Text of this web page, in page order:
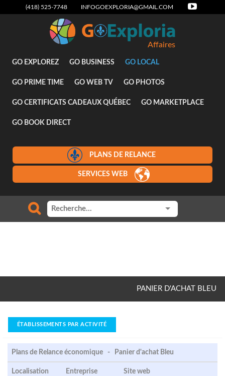
(418) 525-7748 INFOGOEXPLORIA@GMAIL.COM
Affaires
GO EXPLOREZ GO BUSINESS GO LOCAL
GO PRIME TIME GO WEB TV GO PHOTOS
GO CERTIFICATS CADEAUX QUÉBEC GO MARKETPLACE
GO BOOK DIRECT
PLANS DE RELANCE
SERVICES WEB
PANIER D'ACHAT BLEU
ÉTABLISSEMENTS PAR ACTIVITÉ
Plans de Relance économique - Panier d'achat Bleu
Localisation Entreprise Site web